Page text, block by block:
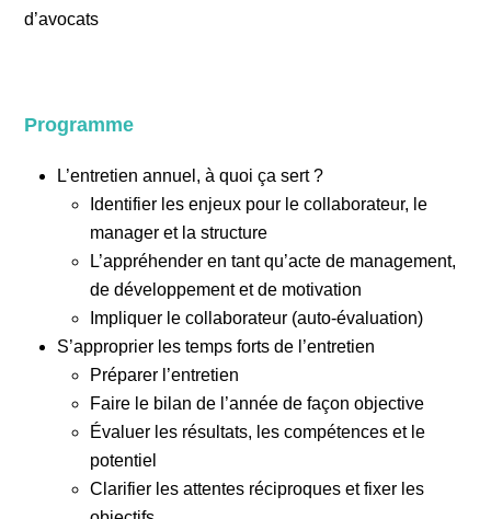
d’avocats
Programme
L’entretien annuel, à quoi ça sert ?
Identifier les enjeux pour le collaborateur, le
manager et la structure
L’appréhender en tant qu’acte de management,
de développement et de motivation
Impliquer le collaborateur (auto-évaluation)
S’approprier les temps forts de l’entretien
Préparer l’entretien
Faire le bilan de l’année de façon objective
Évaluer les résultats, les compétences et le
potentiel
Clarifier les attentes réciproques et fixer les